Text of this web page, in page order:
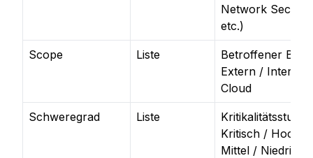
Network
etc.)
Scope Liste
Betroffener
Extern / Intern /
Cloud
Schweregrad Liste
Kritikalitätsstufe:
Kritisch / Hoch /
Mittel / Niedrig